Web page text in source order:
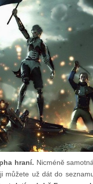
hraní. Nicméně
můžete už dát do